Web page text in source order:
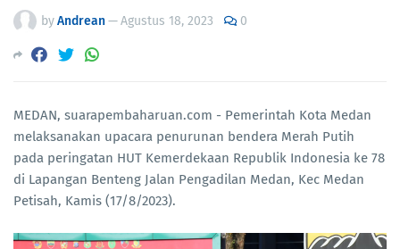
byAndrean—Agustus 18, 2023 0
MEDAN, suarapembaharuan.com - Pemerintah Kota Medan
melaksanakan upacara penurunan bendera Merah Putih
pada peringatan HUT Kemerdekaan Republik Indonesia ke 78
di Lapangan Benteng Jalan Pengadilan Medan, Kec Medan
Petisah, Kamis (17/8/2023).